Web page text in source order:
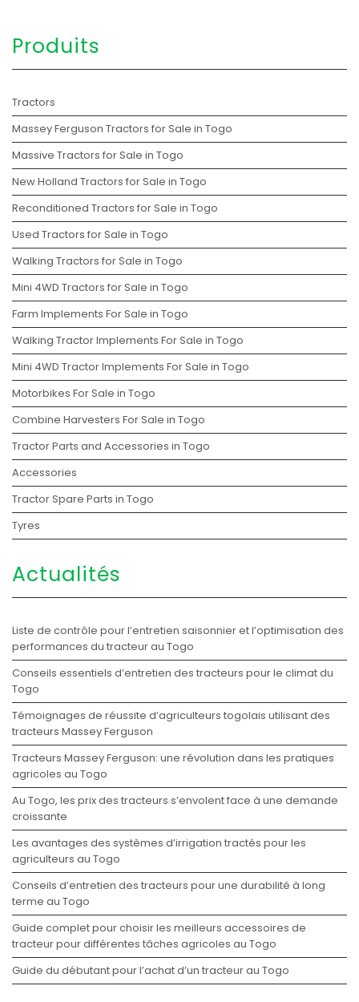
Produits
Tractors
Massey Ferguson Tractors for Sale in Togo
Massive Tractors for Sale in Togo
New Holland Tractors for Sale in Togo
Reconditioned Tractors for Sale in Togo
Used Tractors for Sale in Togo
Walking Tractors for Sale in Togo
Mini 4WD Tractors for Sale in Togo
Farm Implements For Sale in Togo
Walking Tractor Implements For Sale in Togo
Mini 4WD Tractor Implements For Sale in Togo
Motorbikes For Sale in Togo
Combine Harvesters For Sale in Togo
Tractor Parts and Accessories in Togo
Accessories
Tractor Spare Parts in Togo
Tyres
Actualités
Liste de contrôle pour l’entretien saisonnier et l’optimisation des
performances du tracteur au Togo
Conseils essentiels d’entretien des tracteurs pour le climat du
Togo
Témoignages de réussite d’agriculteurs togolais utilisant des
tracteurs Massey Ferguson
Tracteurs Massey Ferguson: une révolution dans les pratiques
agricoles au Togo
Au Togo, les prix des tracteurs s’envolent face à une demande
croissante
Les avantages des systèmes d’irrigation tractés pour les
agriculteurs au Togo
Conseils d’entretien des tracteurs pour une durabilité à long
terme au Togo
Guide complet pour choisir les meilleurs accessoires de
tracteur pour différentes tâches agricoles au Togo
Guide du débutant pour l’achat d’un tracteur au Togo